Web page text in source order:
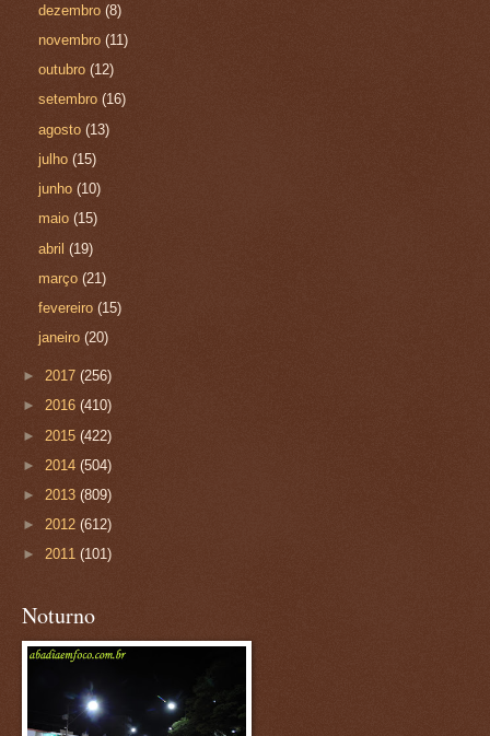
dezembro(8)
novembro(11)
outubro(12)
setembro(16)
agosto(13)
julho(15)
junho(10)
maio(15)
abril(19)
março(21)
fevereiro(15)
janeiro(20)
► 2017 (256)
► 2016 (410)
► 2015 (422)
► 2014 (504)
► 2013 (809)
► 2012 (612)
► 2011 (101)
Noturno